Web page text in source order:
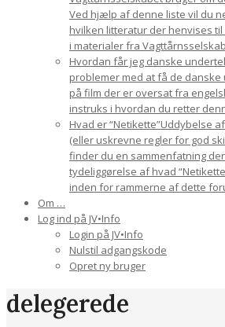
Ved hjælp af denne liste vil du
hvilken litteratur der henvises
i materialer fra
Hvordan får jeg danske
problemer med at få de
på film der er oversat fra
instruks i hvordan du retter
Hvad er “Netikette”Uddybelse
(eller uskrevne regler for god
finder du en sammenfatning
tydeliggørelse af hvad
inden for rammerne af dette
Om …
Log ind på JV•Info
Login på JV•Info
Nulstil adgangskode
Opret ny bruger
delegerede